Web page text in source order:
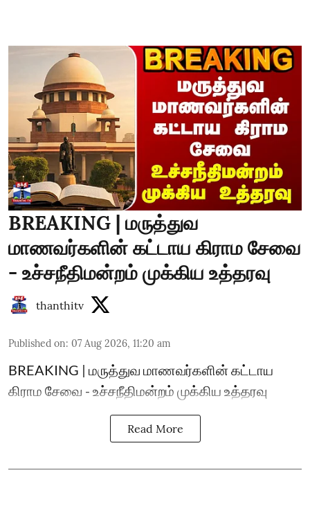
BREAKING | மருத்துவ
மாணவர்களின் கட்டாய கிராம சேவை
- உச்சநீதிமன்றம் முக்கிய உத்தரவு
thanthitv
Published on: 07 Aug 2026, 11:20 am
BREAKING | மருத்துவ மாணவர்களின் கட்டாய
கிராம சேவை - உச்சநீதிமன்றம் முக்கிய உத்தரவு
Read More